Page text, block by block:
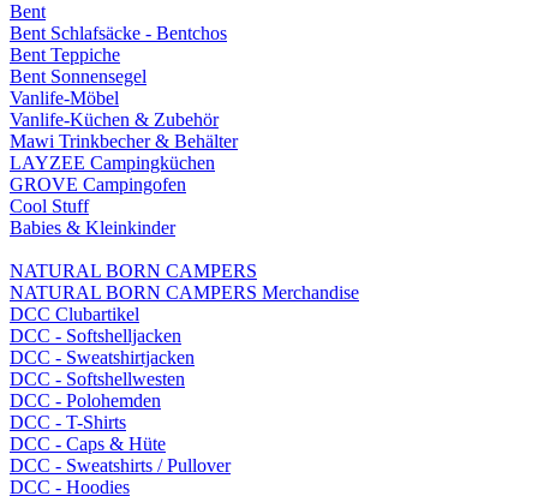
Bent
Bent Schlafsäcke - Bentchos
Bent Teppiche
Bent Sonnensegel
Vanlife-Möbel
Vanlife-Küchen & Zubehör
Mawi Trinkbecher & Behälter
LAYZEE Campingküchen
GROVE Campingofen
Cool Stuff
Babies & Kleinkinder
NATURAL BORN CAMPERS
NATURAL BORN CAMPERS Merchandise
DCC Clubartikel
DCC - Softshelljacken
DCC - Sweatshirtjacken
DCC - Softshellwesten
DCC - Polohemden
DCC - T-Shirts
DCC - Caps & Hüte
DCC - Sweatshirts / Pullover
DCC - Hoodies